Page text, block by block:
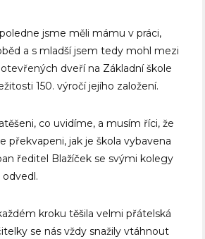
jsme měli mámu v práci,
a s mladší jsem tedy mohl mezi
dveří na Základní škole
150. výročí jejího založení.
co uvidíme, a musím říci, že
překvapeni, jak je škola vybavena
ředitel Blažíček se svými kolegy
kroku těšila velmi přátelská
se nás vždy snažily vtáhnout